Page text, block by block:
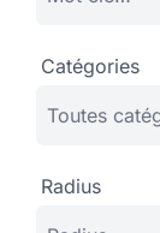
Catégories
Radius